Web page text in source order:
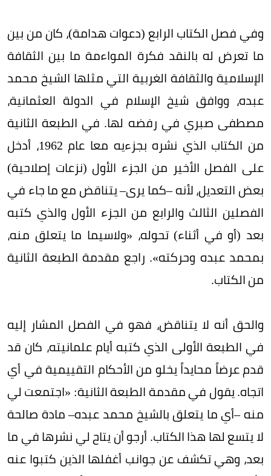
وفي فصل الكتاب الرابع (دعوات هدامة)، كان من بين
ما تعرض له بالنقد فكرة المواءمة ما بين الثقافة
الإسلامية والثقافة الغربية التي مثلها الشيخ محمد
عبده، ووافق شيخ الإسلام في الدولة العثمانية،
مصطفى صبري في رفضه لها. في الطبعة الثانية
من الكتاب الذي نشره بجزءيه معا عام 1962، أدخل
على الفصل الأخير من الجزء الأول (نزعات إصلاحية)
بعض التعديل، لأنه –كما يرى– يتناقض مع ما جاء في
الفصلين الثالث والرابع من الجزء الأول والذي كتبه
بعد (أو في أثناء) تحوله، «ولاسيما ما يتعلق منه،
بمحمد عبده وحركته». راجع مقدمة الطبعة الثانية
من الكتاب.
والحق أنه لا يتناقض، فهو في الفصل المشار إليه
في الطبعة الأولى الذي كتبه أيام علمانيته، كان قد
قدم عرضاً محايداً يخلو من الأحكام التقييمية في أي
اتجاه. يقول في مقدمة الطبعة الثانية: «اجتمعت لي
منه –أي ما يتعلق بالشيخ محمد عبده– مادة صالحة
لا يتسع لها هذا الكتاب. أرجو أن يتاح لي نشرها في ما
بعد، وهي تكشف عن جوانب أغفلها الذين كتبوا عنه